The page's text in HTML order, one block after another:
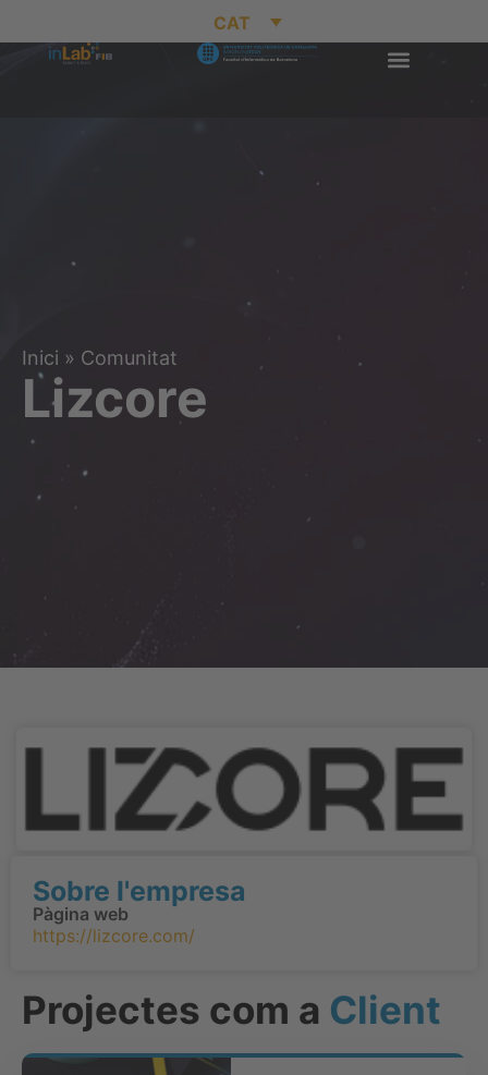
CAT
Inici » Comunitat
Lizcore
Projectes com a Client
Sobre l'empresa
Pàgina web
https://lizcore.com/